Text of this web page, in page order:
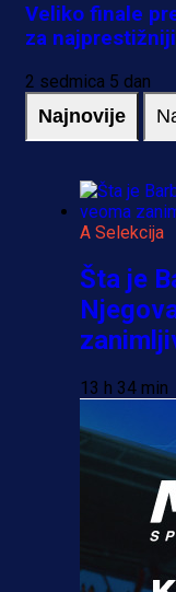
Veliko finale
za
2 sedmica 5 dan
Najnovije
A Selekcija
Šta je
13 h 34 min